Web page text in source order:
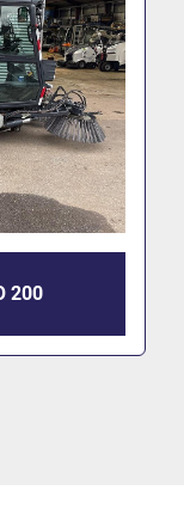
200